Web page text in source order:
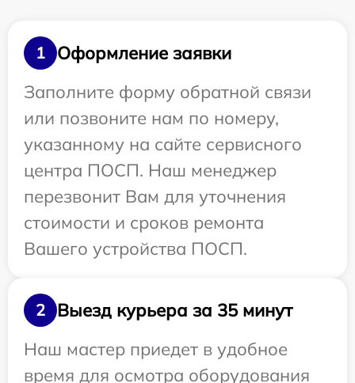
1
Оформление заявки
Заполните форму обратной связи
или позвоните нам по номеру,
указанному на сайте сервисного
центра ПОСП. Наш менеджер
перезвонит Вам для уточнения
стоимости и сроков ремонта
Вашего устройства ПОСП.
2
Выезд курьера за 35 минут
Наш мастер приедет в удобное
время для осмотра оборудования